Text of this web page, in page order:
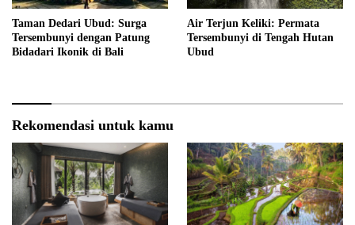
Taman Dedari Ubud: Surga
Tersembunyi dengan Patung
Bidadari Ikonik di Bali
Air Terjun Keliki: Permata
Tersembunyi di Tengah Hutan
Ubud
Rekomendasi untuk kamu